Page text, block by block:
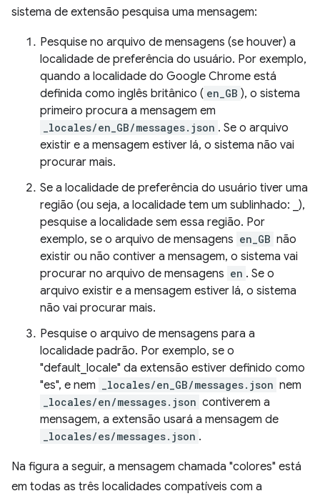
sistema de extensão pesquisa uma mensagem:
Pesquise no arquivo de mensagens (se houver) a
localidade de preferência do usuário. Por exemplo,
quando a localidade do Google Chrome está
definida como inglês britânico ( en_GB ), o sistema
primeiro procura a mensagem em
_locales/en_GB/messages.json . Se o arquivo
existir e a mensagem estiver lá, o sistema não vai
procurar mais.
Se a localidade de preferência do usuário tiver uma
região (ou seja, a localidade tem um sublinhado: _),
pesquise a localidade sem essa região. Por
exemplo, se o arquivo de mensagens en_GB não
existir ou não contiver a mensagem, o sistema vai
procurar no arquivo de mensagens en . Se o
arquivo existir e a mensagem estiver lá, o sistema
não vai procurar mais.
Pesquise o arquivo de mensagens para a
localidade padrão. Por exemplo, se o
"default_locale" da extensão estiver definido como
"es", e nem
_locales/en_GB/messages.json nem
_locales/en/messages.json contiverem a
mensagem, a extensão usará a mensagem de
_locales/es/messages.json .
Na figura a seguir, a mensagem chamada "colores" está
em todas as três localidades compatíveis com a